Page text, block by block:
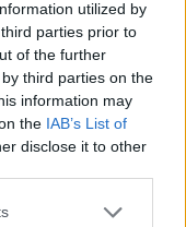
utilized by
parties prior to
of the further
third parties on the
information may
the IAB’s List of
disclose it to other
μοιράστηκε
φωτογραφία από
του, με ένα μήνυμα
μόλις 2 μηνών